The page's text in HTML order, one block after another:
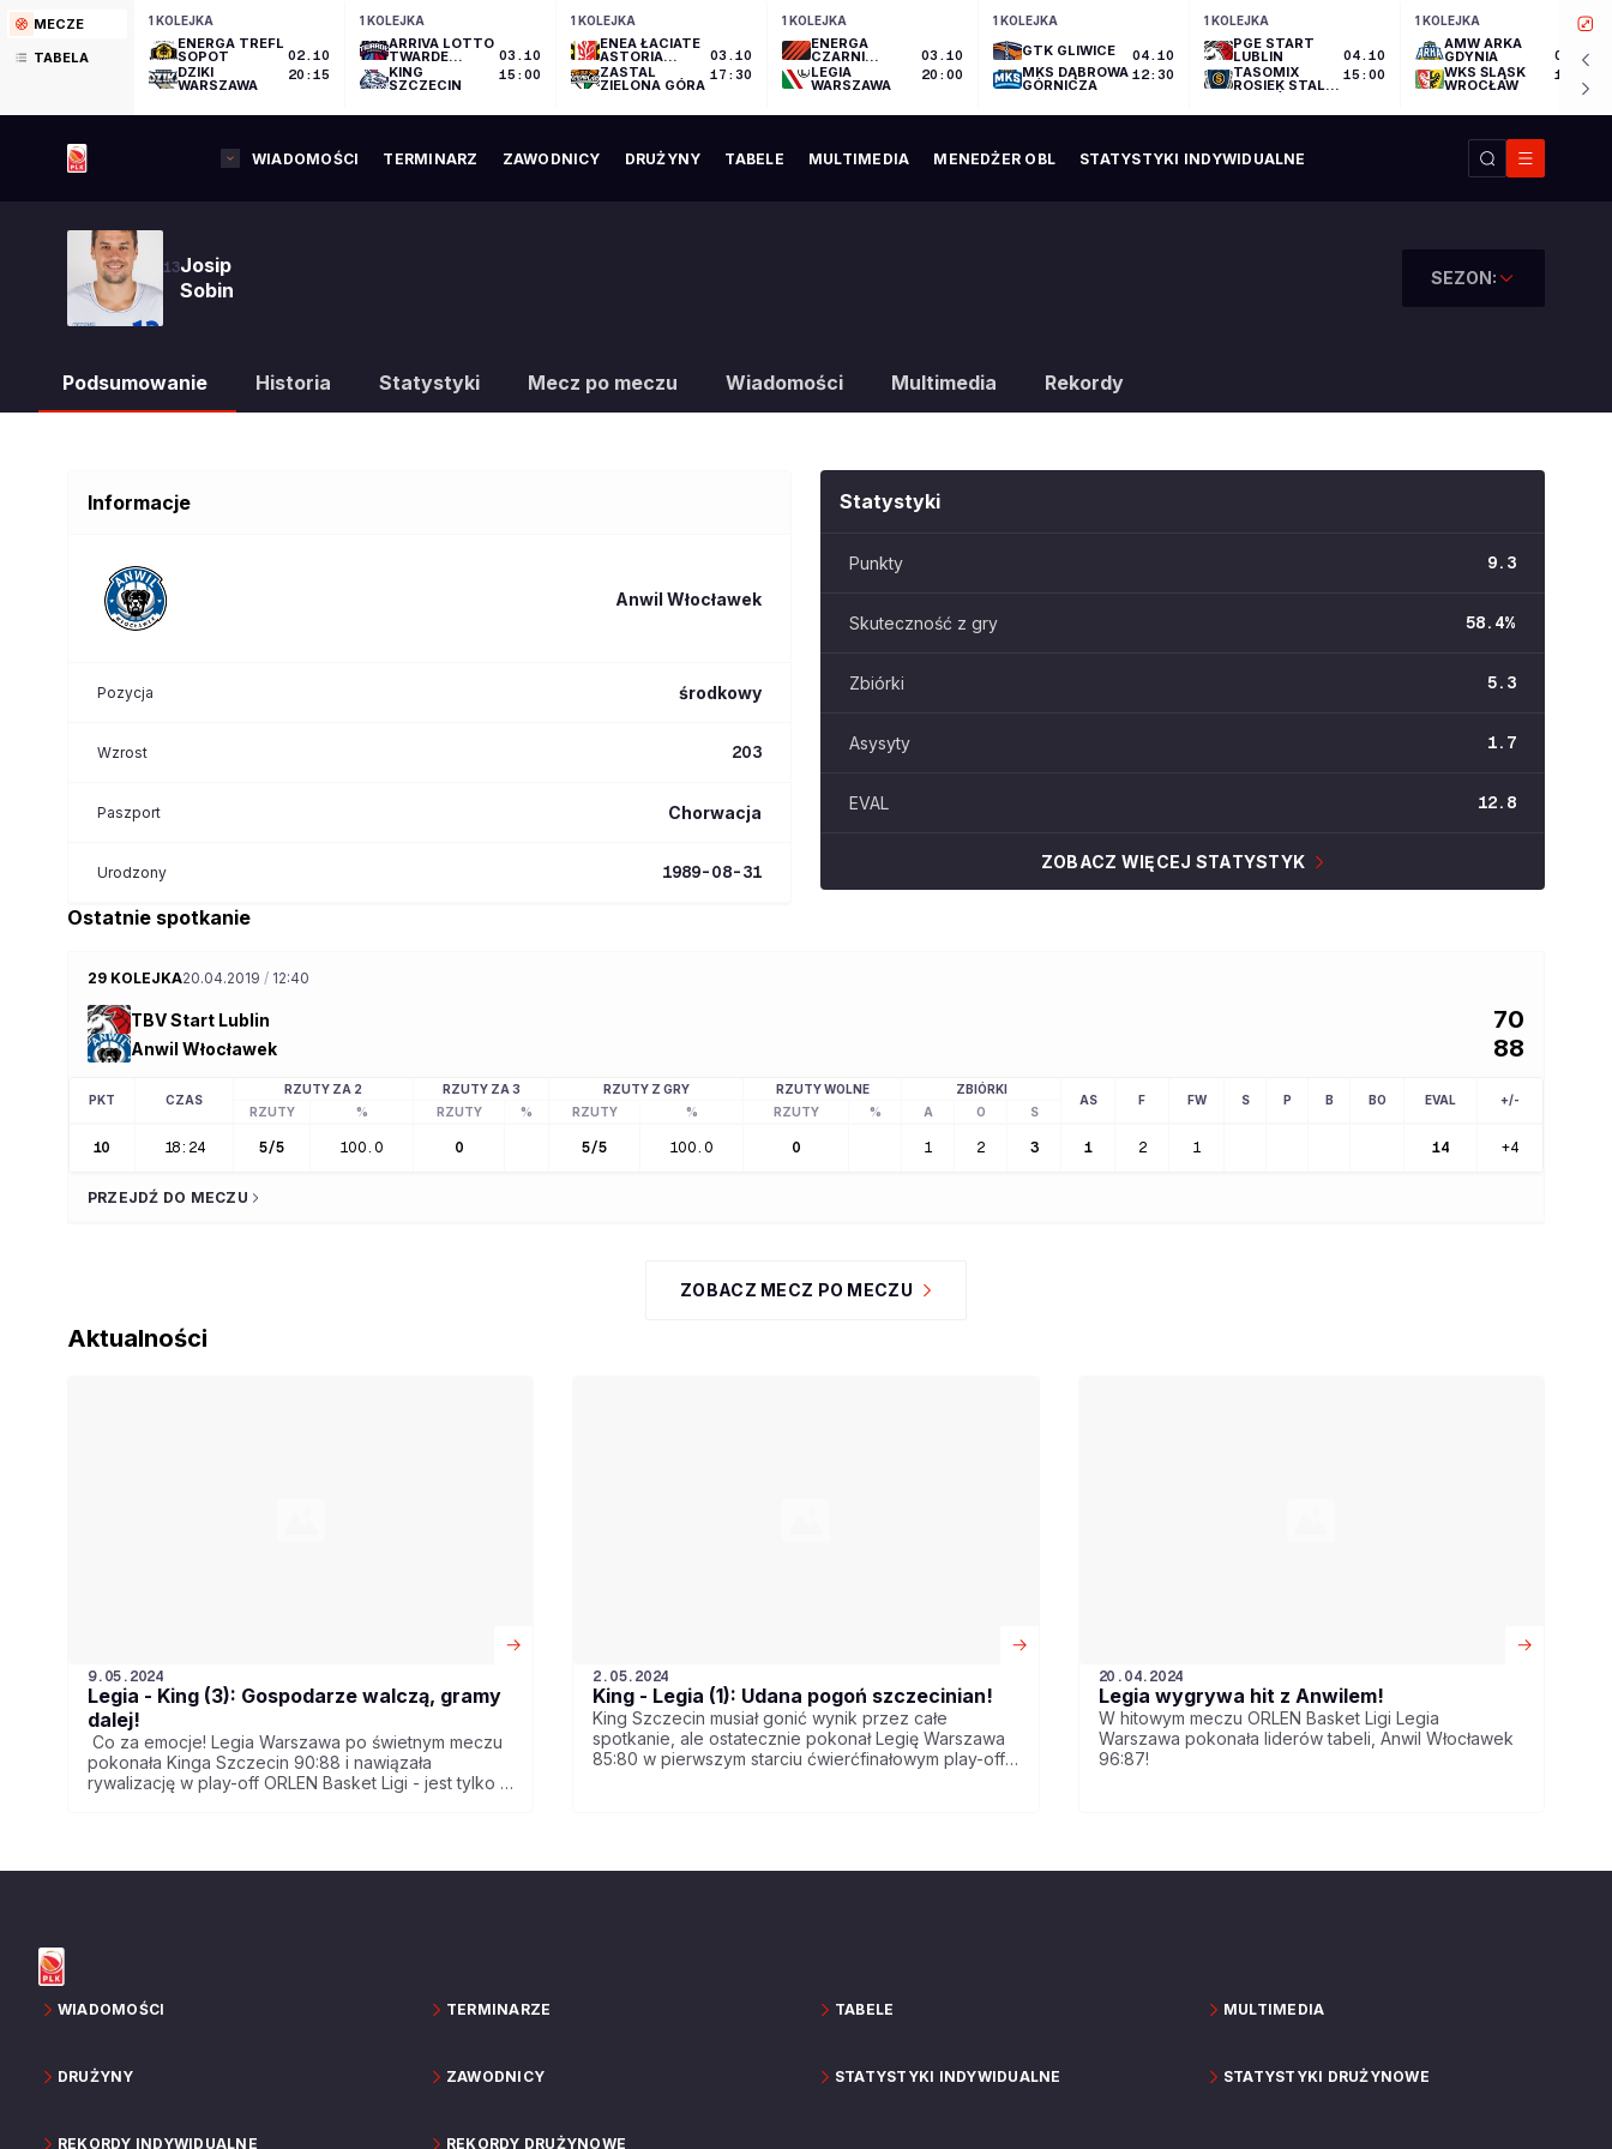
MECZE
TABELA
1 KOLEJKA
ENERGA TREFL
SOPOT
DZIKI
WARSZAWA
02.10
20:15
1 KOLEJKA
ARRIVA LOTTO
TWARDE
PIERNIKI
TORUŃ
KING
SZCZECIN
03.10
15:00
1 KOLEJKA
ENEA ŁACIATE
ASTORIA
BYDGOSZCZ
ZASTAL
ZIELONA GÓRA
03.10
17:30
1 KOLEJKA
ENERGA
CZARNI
SŁUPSK
LEGIA
WARSZAWA
03.10
20:00
1 KOLEJKA
GTK GLIWICE
MKS DĄBROWA
GÓRNICZA
04.10
12:30
1 KOLEJKA
PGE START
LUBLIN
TASOMIX
ROSIEK STAL
WIELKOPOLSKI
04.10
15:00
1 KOLEJKA
AMW ARKA
GDYNIA
WKS ŚLĄSK
WROCŁAW
04.10
17:30
WIADOMOŚCI TERMINARZ ZAWODNICY DRUŻYNY TABELE MULTIMEDIA MENEDŻER OBL STATYSTYKI INDYWIDUALNE
13Josip
Sobin
SEZON:
Podsumowanie Historia Statystyki Mecz po meczu Wiadomości Multimedia Rekordy
Informacje
Anwil Włocławek
Pozycja środkowy
Wzrost 203
Paszport Chorwacja
Urodzony 1989-08-31
Statystyki
Punkty 9.3
Skuteczność z gry 58.4%
Zbiórki 5.3
Asysyty 1.7
EVAL 12.8
ZOBACZ WIĘCEJ STATYSTYK
Ostatnie spotkanie
29 KOLEJKA20.04.2019 / 12:40
TBV Start Lublin 70
Anwil Włocławek 88
PKT CZAS
RZUTY ZA 2 RZUTY ZA 3 RZUTY Z GRY RZUTY WOLNE ZBIÓRKI
AS F FW S P B BO EVAL
+/-
RZUTY
% RZUTY % RZUTY % RZUTY % A O S
10 18:24 5/5 100.0 0 5/5 100.0 0 1 2 3 1 2 1 14 +4
PRZEJDŹ DO MECZU
ZOBACZ MECZ PO MECZU
Aktualności
9.05.2024
Legia - King (3): Gospodarze walczą, gramy
dalej!
Co za emocje! Legia Warszawa po świetnym meczu
pokonała Kinga Szczecin 90:88 i nawiązała
rywalizację w play-off ORLEN Basket Ligi - jest tylko 1-
2.05.2024
King - Legia (1): Udana pogoń szczecinian!
King Szczecin musiał gonić wynik przez całe
spotkanie, ale ostatecznie pokonał Legię Warszawa
85:80 w pierwszym starciu ćwierćfinałowym play-off
20.04.2024
Legia wygrywa hit z Anwilem!
W hitowym meczu ORLEN Basket Ligi Legia
Warszawa pokonała liderów tabeli, Anwil Włocławek
96:87!
WIADOMOŚCI TERMINARZE TABELE MULTIMEDIA
DRUŻYNY ZAWODNICY STATYSTYKI INDYWIDUALNE STATYSTYKI DRUŻYNOWE
REKORDY INDYWIDUALNE REKORDY DRUŻYNOWE